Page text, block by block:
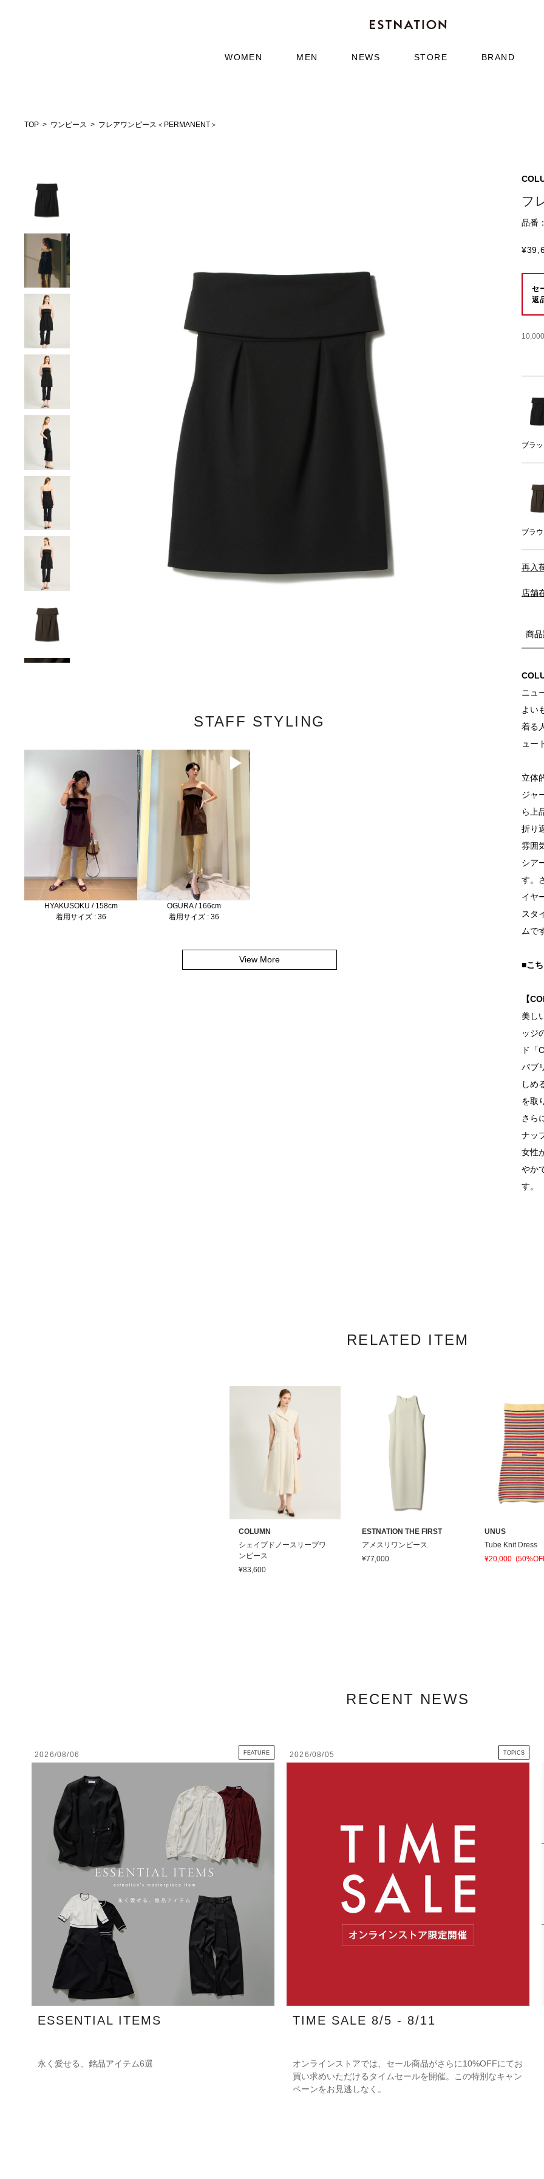
WOMEN MEN NEWS STORE BRAND
TOP ワンピース フレアワンピース＜PERMANENT＞
STAFF STYLING
HYAKUSOKU / 158cm
着用サイズ : 36
OGURA / 166cm
着用サイズ : 36
View More
フ
品番
¥
セ
返
ブラ
ブラ
再入
店舗
商
ニュ
よい
着る
ュー
立体
ジャ
ら上
折り
雰囲
シア
す。
イヤ
スタ
ムで
■こ
【
美し
ッジ
ド「
パブ
しめ
を取
さら
ナッ
女性
やか
す。
RELATED ITEM
COLUMN
シェイプドノースリーブワ
ンピース
¥83,600
ESTNATION THE FIRST
アメスリワンピース
¥77,000
UNUS
Tube Knit Dress
¥20,000
RECENT NEWS
2026/08/06 FEATURE
ESSENTIAL ITEMS
永く愛せる、銘品アイテム6選
2026/08/05 TOPICS
TIME SALE 8/5 - 8/11
オンラインストアでは、セール商品がさらに10%OFFにてお
買い求めいただけるタイムセールを開催。この特別なキャン
ペーンをお見逃しなく。